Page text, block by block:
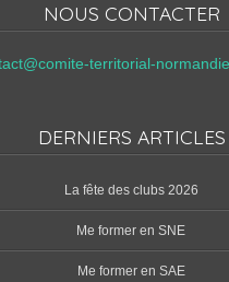
NOUS CONTACTER
territorial-
DERNIERS ARTICLES
‌La fête des clubs 2026
Me former en SNE
Me former en SAE